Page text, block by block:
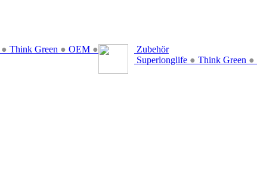
● Think Green ● OEM ●
Zubehör
Superlonglife ● Think Green ●